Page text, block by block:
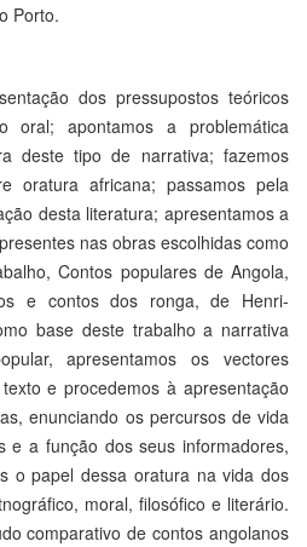
Porto.
dos pressupostos teóricos
oral; apontamos a problemática
deste tipo de narrativa; fazemos
oratura africana; passamos pela
desta literatura; apresentamos a
nas obras escolhidas como
Contos populares de Angola,
e contos dos ronga, de Henri-
base deste trabalho a narrativa
apresentamos os vectores
e procedemos à apresentação
enunciando os percursos de vida
e a função dos seus informadores,
o papel dessa oratura na vida dos
moral, filosófico e literário.
comparativo de contos angolanos